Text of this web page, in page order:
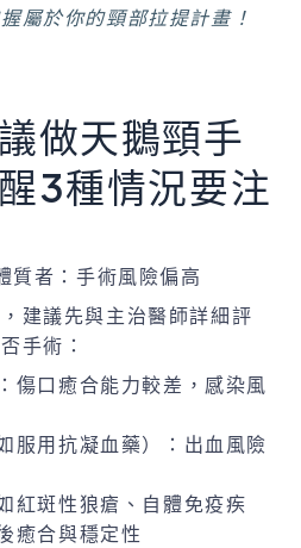
屬於你的頸部拉提計畫！
做天鵝頸手
3種情況要注
者：手術風險偏高
建議先與主治醫師詳細評
手術：
傷口癒合能力較差，感染風
服用抗凝血藥）：出血風險
紅斑性狼瘡、自體免疫疾
癒合與穩定性